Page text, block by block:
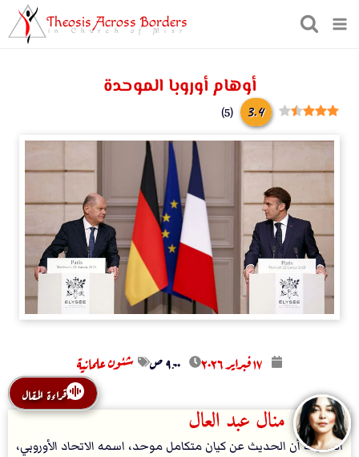
Theosis Across Borders
in Church of Misr
أوهام أوروبا الموحدة
3.4
(
5
)
۱۷ فبراير ۲۰۲٦ ۹:۰۰ ص شئون علمانية
قراءة المقال
منال عبد العال
الحقيقة أن الحديث عن كيان متكامل موحد، اسمه الاتحاد الأوروبي،